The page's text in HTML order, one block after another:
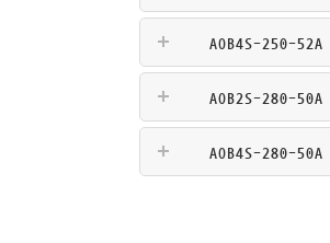
AOB4S-250-52A
AOB2S-280-50A
AOB4S-280-50A